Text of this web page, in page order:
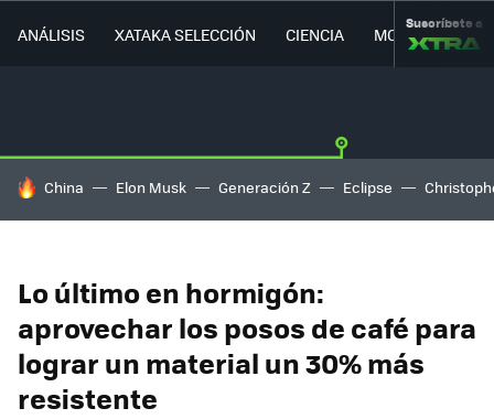
ANÁLISIS XATAKA SELECCIÓN CIENCIA MOVILIDAD
Suscríbete a
HOY SE HABLA DE
China Elon Musk Generación Z Eclipse
Lo último en hormigón:
aprovechar los posos de café para
lograr un material un 30% más
resistente